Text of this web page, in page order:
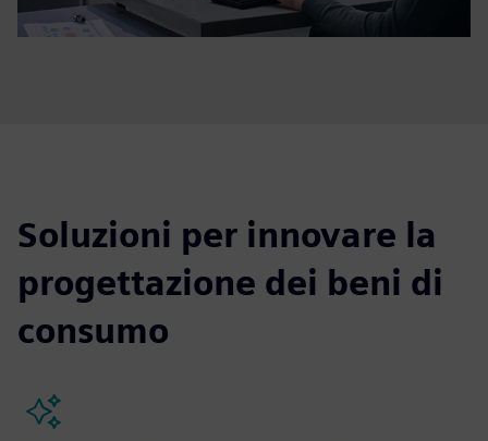
Soluzioni per innovare la
progettazione dei beni di
consumo